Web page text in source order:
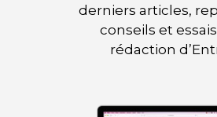
derniers articles,
conseils et
rédaction